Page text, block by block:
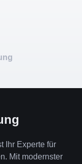
Ihr Experte für
Mit modernster